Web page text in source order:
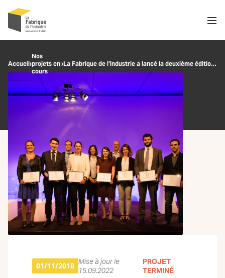
Recherche
OK
Accueil›
Nos
projets en
cours
› La Fabrique de l’industrie a lancé la deuxième édition de son concours pour étudiants et jeunes chercheurs
01/11/2018 Mise à jour le
15.09.2022
PROJET
TERMINÉ